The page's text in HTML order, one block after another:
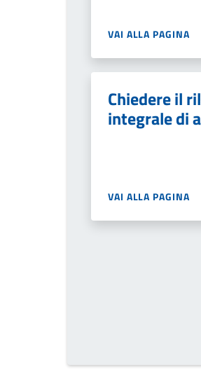
VAI ALLA PAGINA
Chiedere il
integrale di
VAI ALLA PAGINA